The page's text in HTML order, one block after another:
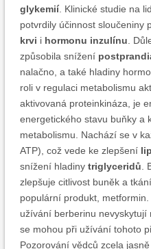
glykemií. Klinické studie na
potvrdily účinnost sloučeniny
krvi i hormonu inzulínu .
způsobila snížení
nalačno, a také hladiny
roli v regulaci metabolismu
aktivovaná proteinkináza, je
energetického stavu buňky a
metabolismu. Nachází se v
ATP), což vede ke zlepšení
snížení hladiny triglyceridů
zlepšuje citlivost buněk a
populární produkt,
užívání berberinu nevyskytují
se mohou při užívání tohoto
Pozorování vědců zcela